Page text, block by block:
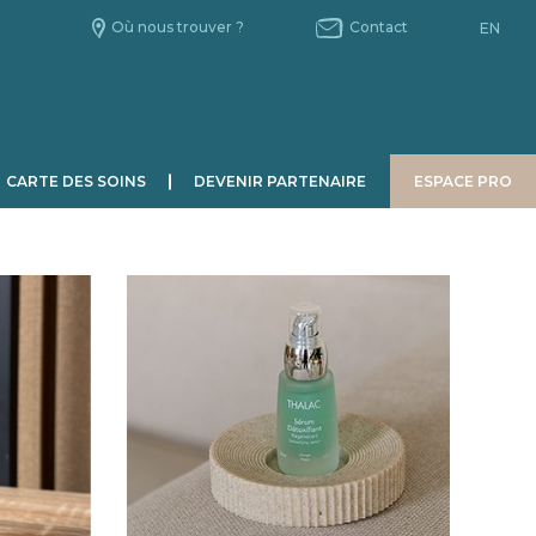
Où nous trouver ? Contact EN
CHRONOBIOLOGIE
CARTE DES SOINS DEVENIR PARTENAIRE ESPACE PRO